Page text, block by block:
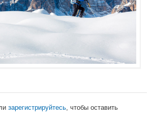
зарегистрируйтесь, чтобы оставить